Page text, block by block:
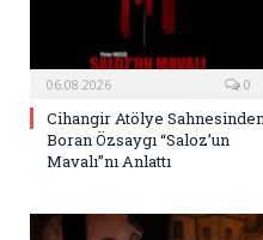
06.08.2026 0
Cihangir Atölye
Boran Özsaygı “Saloz’un
Mavalı”nı Anlattı